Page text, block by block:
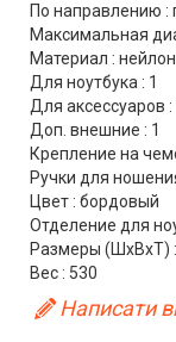
По направлению :
Максимальная
Материал : нейлон
Для ноутбука : 1
Для аксессуаров :
Доп. внешние : 1
Крепление на
Ручки для
Цвет : бордовый
Отделение для
Размеры (ШхВхТ) :
Вес : 530
Написати